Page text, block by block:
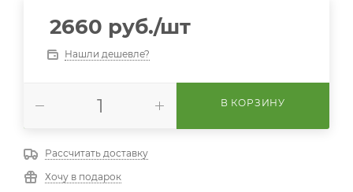
2660 руб./шт
Нашли дешевле?
В КОРЗИНУ
Рассчитать доставку
Хочу в подарок